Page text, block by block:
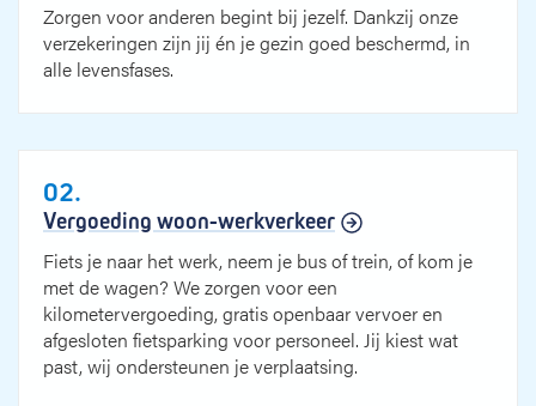
Zorgen voor anderen begint bij jezelf. Dankzij onze
verzekeringen zijn jij én je gezin goed beschermd, in
alle levensfases.
02.
Vergoeding woon-werkverkeer
Fiets je naar het werk, neem je bus of trein, of kom je
met de wagen? We zorgen voor een
kilometervergoeding, gratis openbaar vervoer en
afgesloten fietsparking voor personeel. Jij kiest wat
past, wij ondersteunen je verplaatsing.